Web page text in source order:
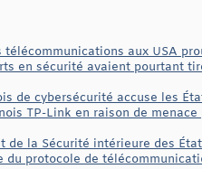
télécommunications aux USA
en sécurité avaient pourtant
de cybersécurité accuse les
TP-Link en raison de
de la Sécurité intérieure des
du protocole de